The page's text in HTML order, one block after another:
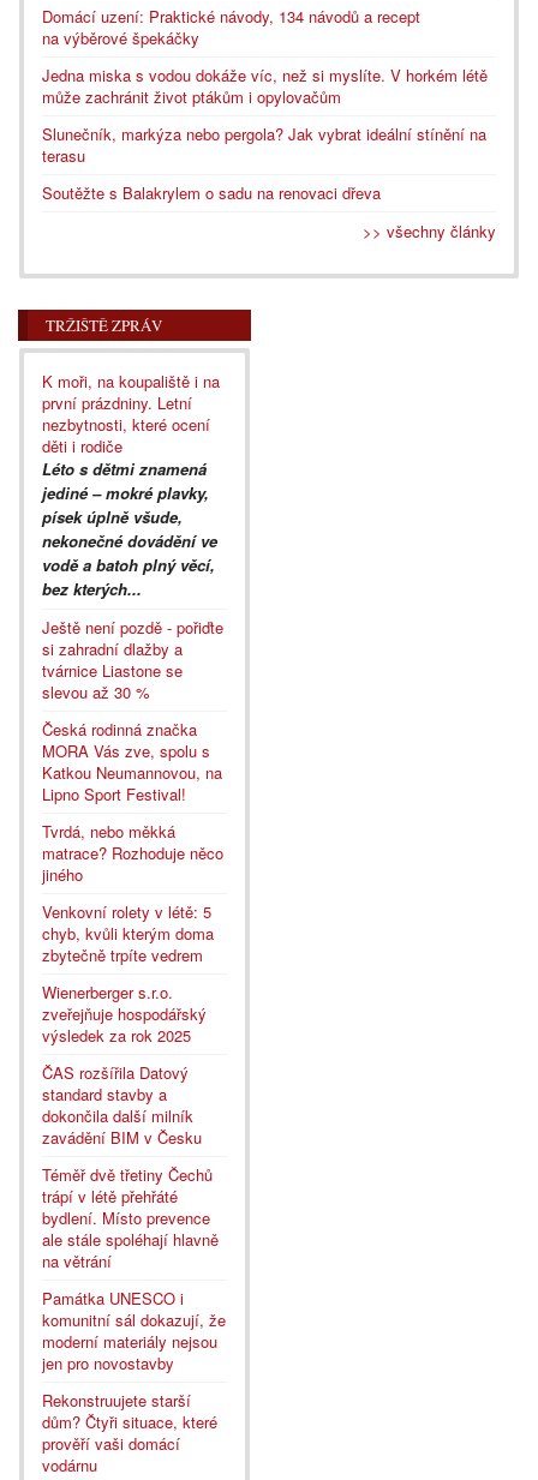
Domácí uzení: Praktické návody, 134 návodů a recept
na výběrové špekáčky
Jedna miska s vodou dokáže víc, než si myslíte. V horkém létě
může zachránit život ptákům i opylovačům
Slunečník, markýza nebo pergola? Jak vybrat ideální stínění na
terasu
Soutěžte s Balakrylem o sadu na renovaci dřeva
>> všechny články
TRŽIŠTĚ ZPRÁV
K moři, na koupaliště i na
první prázdniny. Letní
nezbytnosti, které ocení
děti i rodiče
Léto s dětmi znamená
jediné – mokré plavky,
písek úplně všude,
nekonečné dovádění ve
vodě a batoh plný věcí,
bez kterých...
Ještě není pozdě - pořiďte
si zahradní dlažby a
tvárnice Liastone se
slevou až 30 %
Česká rodinná značka
MORA Vás zve, spolu s
Katkou Neumannovou, na
Lipno Sport Festival!
Tvrdá, nebo měkká
matrace? Rozhoduje něco
jiného
Venkovní rolety v létě: 5
chyb, kvůli kterým doma
zbytečně trpíte vedrem
Wienerberger s.r.o.
zveřejňuje hospodářský
výsledek za rok 2025
ČAS rozšířila Datový
standard stavby a
dokončila další milník
zavádění BIM v Česku
Téměř dvě třetiny Čechů
trápí v létě přehřáté
bydlení. Místo prevence
ale stále spoléhají hlavně
na větrání
Památka UNESCO i
komunitní sál dokazují, že
moderní materiály nejsou
jen pro novostavby
Rekonstruujete starší
dům? Čtyři situace, které
prověří vaši domácí
vodárnu